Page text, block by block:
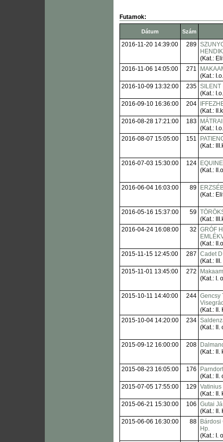
Futamok:
Dátum Szám
2016-11-20 14:39:00 289
(Kat.:
2016-11-06 14:05:00
271
(Kat.:
2016-10-09 13:32:00
235 SILENT
(Kat.:
2016-09-10 16:36:00
204
(Kat.:
2016-08-28 17:21:00
183
(Kat.:
2016-08-07 15:05:00
151
(Kat.:
2016-07-03 15:30:00 124
(Kat.:
2016-06-04 16:03:00 89
(Kat.:
2016-05-16 15:37:00 59
(Kat.:
2016-04-24 16:08:00
32 GRÓF
(Kat.:
2015-11-15 12:45:00
287 Cadet
(Kat.: III.
2015-11-01 13:45:00
272
(Kat.: I.
2015-10-11 14:40:00 244 Gencsy
(Kat.: II.
2015-10-04 14:20:00
234
(Kat.: II.
2015-09-12 16:00:00 208
(Kat.: II.
2015-08-23 16:05:00 176
(Kat.: II.
2015-07-05 17:55:00
129 Vatinius
(Kat.: II.
2015-06-21 15:30:00
106 Gutai
(Kat.: II.
2015-06-06 16:30:00
88
Bárdosi
Hp.
(Kat.: I.